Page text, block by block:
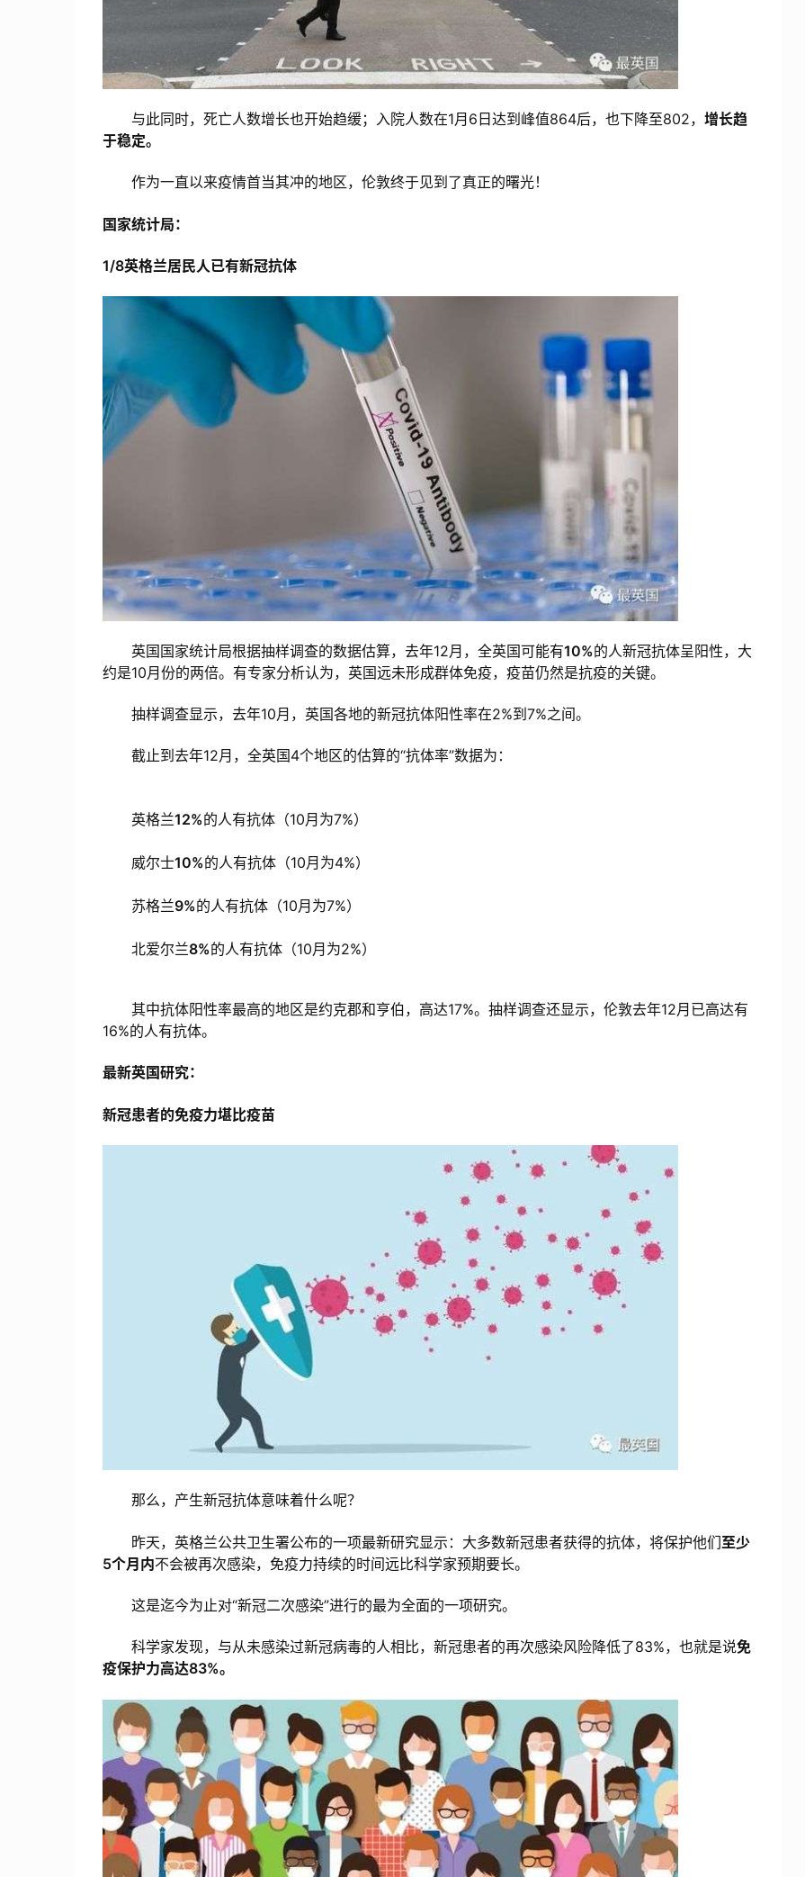
与此同时，死亡人数增长也开始趋缓；入院人数在1月6日达到峰值864后，也下降至802， 增长趋
于稳定。
作为一直以来疫情首当其冲的地区，伦敦终于见到了真正的曙光！
国家统计局：
1/8英格兰居民人已有新冠抗体
英国国家统计局根据抽样调查的数据估算，去年12月，全英国可能有10%的人新冠抗体呈阳性，大
约是10月份的两倍。有专家分析认为，英国远未形成群体免疫，疫苗仍然是抗疫的关键。
抽样调查显示，去年10月，英国各地的新冠抗体阳性率在2%到7%之间。
截止到去年12月，全英国4个地区的估算的“抗体率”数据为：
英格兰12%的人有抗体（10月为7%）
威尔士10%的人有抗体（10月为4%）
苏格兰9%的人有抗体（10月为7%）
北爱尔兰8%的人有抗体（10月为2%）
其中抗体阳性率最高的地区是约克郡和亨伯，高达17%。抽样调查还显示，伦敦去年12月已高达有
16%的人有抗体。
最新英国研究：
新冠患者的免疫力堪比疫苗
那么，产生新冠抗体意味着什么呢？
昨天，英格兰公共卫生署公布的一项最新研究显示：大多数新冠患者获得的抗体，将保护他们至少
5个月内不会被再次感染，免疫力持续的时间远比科学家预期要长。
这是迄今为止对“新冠二次感染”进行的最为全面的一项研究。
科学家发现，与从未感染过新冠病毒的人相比，新冠患者的再次感染风险降低了83%，也就是说免
疫保护力高达83%。